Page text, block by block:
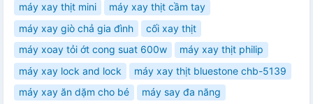
máy xay thịt mini
máy xay thịt cầm tay
máy xay giò chả gia đình
cối xay thịt
máy xoay tỏi ớt cong suat 600w
máy xay thịt philip
máy xay lock and lock
máy xay thịt bluestone chb-5139
máy xay ăn dặm cho bé
máy say đa năng